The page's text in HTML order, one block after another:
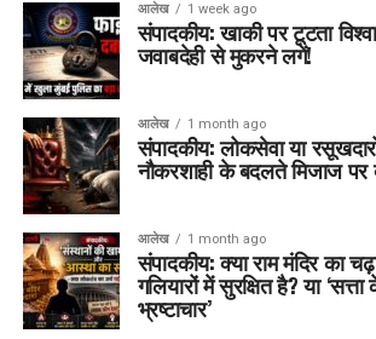
आलेख 1 week ago
संपादकीय: खाकी पर टूटता
जवाबदेही से मुकरने लगें!
आलेख 1 month ago
संपादकीय: लोकसेवा या
नौकरशाही के बदलते मिजाज पर
आलेख 1 month ago
संपादकीय: क्या राम मंदिर का
गलियारों में सुरक्षित है? या
भ्रष्टाचार’